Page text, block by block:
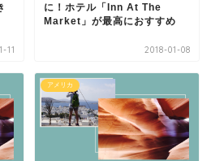
11
に！ホテル「Inn At The
Market」が最高におすすめ
2018-01-08
アメリカ